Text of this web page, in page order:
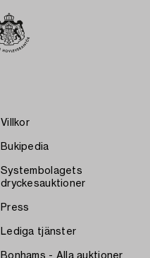
Villkor
Bukipedia
Systembolagets
dryckesauktioner
Press
Lediga tjänster
Bonhams - Alla auktioner